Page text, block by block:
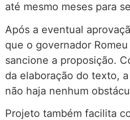
até mesmo meses para
Após a eventual
que o governador
sancione a proposição.
da elaboração do texto,
não haja nenhum
Projeto também facilita